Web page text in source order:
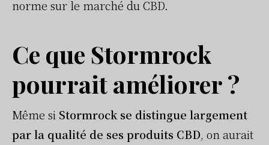
norme sur le marché du CBD.
Ce que Stormrock
pourrait améliorer ?
Même si Stormrock se distingue largement
par la qualité de ses produits CBD, on aurait